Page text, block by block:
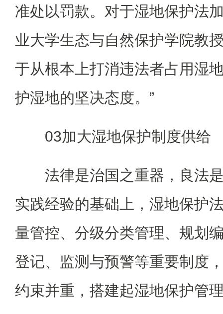
准处以罚款。对于湿地保护法
业大学生态与自然保护学院教
于从根本上打消违法者占用湿
护湿地的坚决态度。”
03加大湿地保护制度供给
法律是治国之重器，良法
实践经验的基础上，湿地保护
量管控、分级分类管理、规划
登记、监测与预警等重要制度
约束并重，搭建起湿地保护管